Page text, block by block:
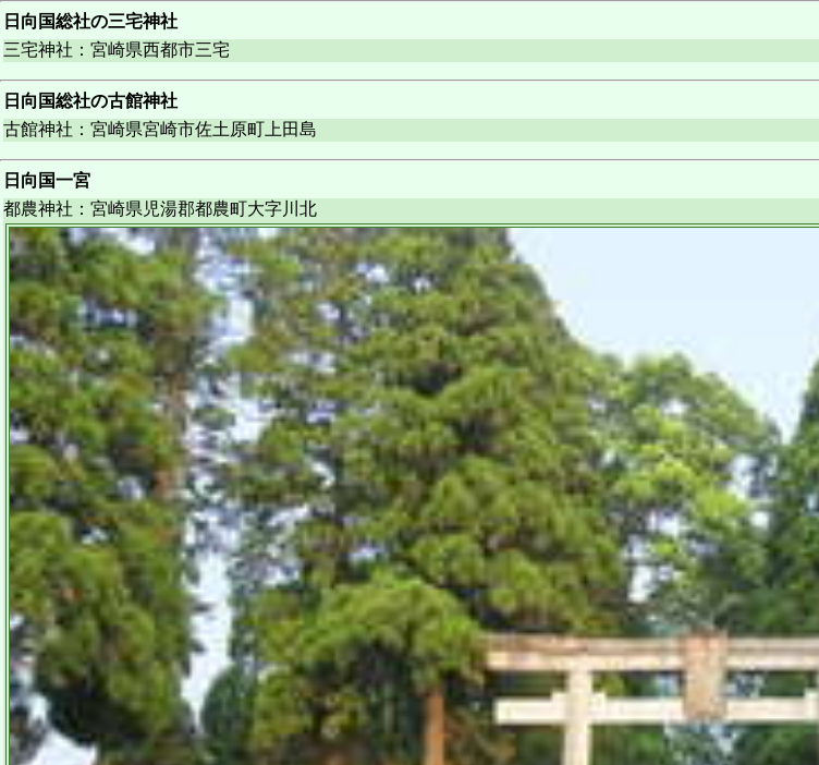
日向国総社の三宅神社
三宅神社：宮崎県西都市三宅
日向国総社の古館神社
古館神社：宮崎県宮崎市佐土原町上田島
日向国一宮
都農神社：宮崎県児湯郡都農町大字川北